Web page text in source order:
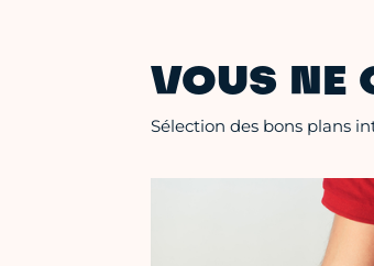
VOUS NE
Sélection des bons plans